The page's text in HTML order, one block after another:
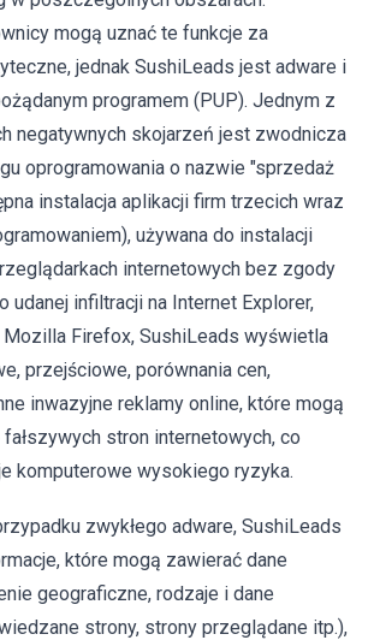
mogą uznać te funkcje za
jednak SushiLeads jest adware i
programem (PUP). Jednym z
negatywnych skojarzeń jest zwodnicza
oprogramowania o nazwie "sprzedaż
instalacja aplikacji firm trzecich wraz
używana do instalacji
internetowych bez zgody
udanej infiltracji na Internet Explorer,
Mozilla Firefox, SushiLeads wyświetla
przejściowe, porównania cen,
inwazyjne reklamy online, które mogą
stron internetowych, co
komputerowe wysokiego ryzyka.
zwykłego adware, SushiLeads
które mogą zawierać dane
geograficzne, rodzaje i dane
strony, strony przeglądane itp.),